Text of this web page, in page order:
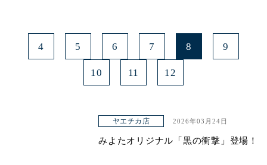
4 5 6 7 8 9
10 11 12
ヤエチカ店 2026年03月24日
みよたオリジナル「黒の衝撃」登場！